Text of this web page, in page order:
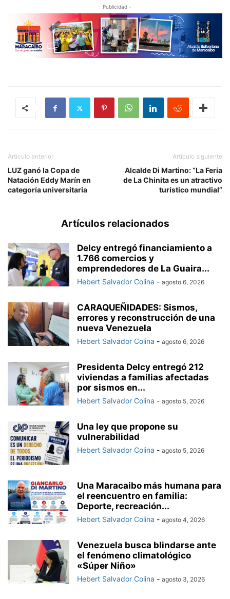
- Publicidad -
Artículo anterior
LUZ ganó la Copa de
Natación Eddy Marín en
categoría universitaria
Artículo siguiente
Alcalde Di Martino: “La Feria
de La Chinita es un atractivo
turístico mundial”
Artículos relacionados
Delcy entregó financiamiento a
1.766 comercios y
emprendedores de La Guaira...
Hebert Salvador Colina - agosto 6, 2026
CARAQUEÑIDADES: Sismos,
errores y reconstrucción de una
nueva Venezuela
Hebert Salvador Colina - agosto 6, 2026
Presidenta Delcy entregó 212
viviendas a familias afectadas
por sismos en...
Hebert Salvador Colina - agosto 5, 2026
Una ley que propone su
vulnerabilidad
Hebert Salvador Colina - agosto 5, 2026
Una Maracaibo más humana para
el reencuentro en familia:
Deporte, recreación...
Hebert Salvador Colina - agosto 4, 2026
Venezuela busca blindarse ante
el fenómeno climatológico
«Súper Niño»
Hebert Salvador Colina - agosto 3, 2026